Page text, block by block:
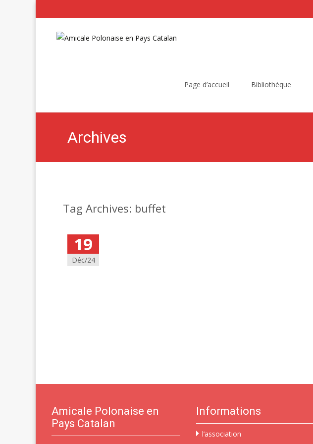
Page d’accueil Bibliothèque
Archives
Tag Archives: buffet
19
Déc/24
Amicale Polonaise en
Pays Catalan
Informations
l’association